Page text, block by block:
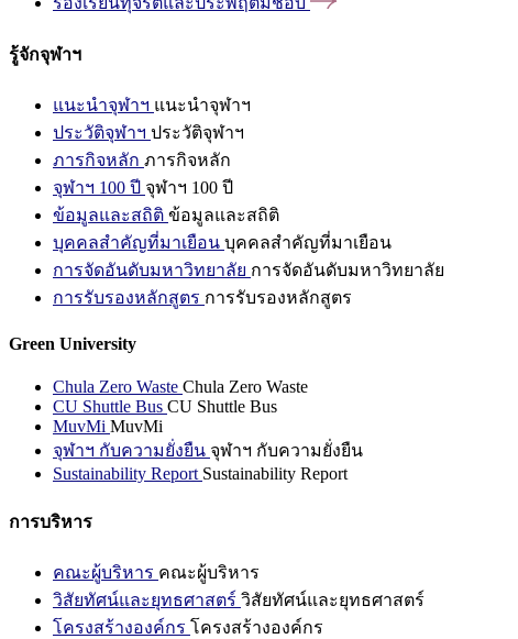
รู้จักจุฬาฯ
แนะนำจุฬาฯ แนะนำจุฬาฯ
ประวัติจุฬาฯ ประวัติจุฬาฯ
ภารกิจหลัก ภารกิจหลัก
จุฬาฯ 100 ปี จุฬาฯ 100 ปี
ข้อมูลและสถิติ ข้อมูลและสถิติ
บุคคลสำคัญที่มาเยือน บุคคลสำคัญที่มาเยือน
การจัดอันดับมหาวิทยาลัย การจัดอันดับมหาวิทยาลัย
การรับรองหลักสูตร การรับรองหลักสูตร
Green University
Chula Zero Waste Chula Zero Waste
CU Shuttle Bus CU Shuttle Bus
MuvMi MuvMi
จุฬาฯ กับความยั่งยืน จุฬาฯ กับความยั่งยืน
Sustainability Report Sustainability Report
การบริหาร
คณะผู้บริหาร คณะผู้บริหาร
วิสัยทัศน์และยุทธศาสตร์ วิสัยทัศน์และยุทธศาสตร์
โครงสร้างองค์กร โครงสร้างองค์กร